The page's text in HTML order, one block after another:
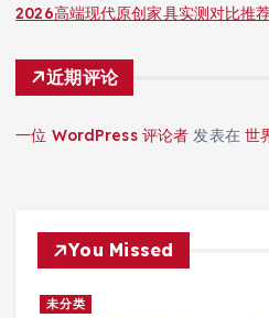
2026高端现代原创家具实测对比推
近期评论
一位 WordPress 评论者 发表在世
You Missed
未分类